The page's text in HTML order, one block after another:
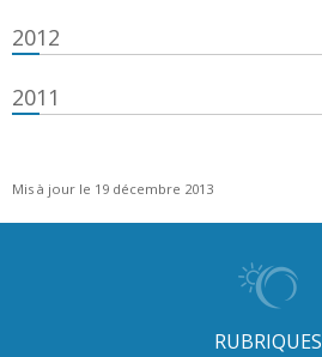
2012
2011
Mis à jour le 19 décembre 2013
RUBRIQUES